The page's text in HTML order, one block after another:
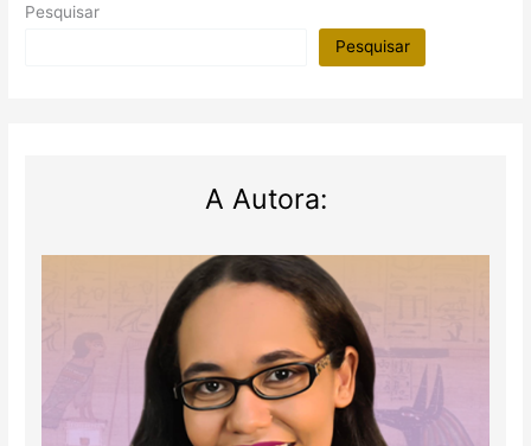
Pesquisar
Pesquisar
A Autora: